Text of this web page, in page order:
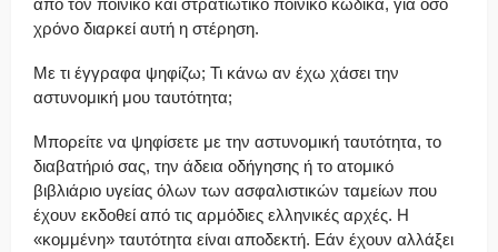
χρόνο διαρκεί αυτή η στέρηση.
Με τι έγγραφα ψηφίζω; Τι κάνω αν έχω χάσει την
αστυνομική μου ταυτότητα;
Μπορείτε να ψηφίσετε με την αστυνομική ταυτότητα, το
διαβατήριό σας, την άδεια οδήγησης ή το ατομικό
βιβλιάριο υγείας όλων των ασφαλιστικών ταμείων που
έχουν εκδοθεί από τις αρμόδιες ελληνικές αρχές. Η
«κομμένη» ταυτότητα είναι αποδεκτή. Εάν έχουν αλλάξει